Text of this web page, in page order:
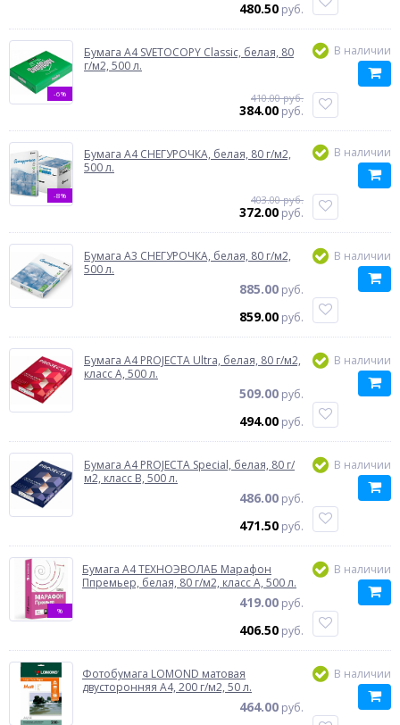
480.50 руб.
-6%
Бумага A4 SVETOCOPY Classic, белая, 80
г/м2, 500 л.
410.00 руб.
384.00 руб.
В наличии
-8%
Бумага A4 СНЕГУРОЧКА, белая, 80 г/м2,
500 л.
403.00 руб.
372.00 руб.
В наличии
Бумага A3 СНЕГУРОЧКА, белая, 80 г/м2,
500 л.
885.00 руб.
859.00 руб.
В наличии
Бумага A4 PROJECTA Ultra, белая, 80 г/м2,
класс A, 500 л.
509.00 руб.
494.00 руб.
В наличии
Бумага A4 PROJECTA Special, белая, 80 г/
м2, класс B, 500 л.
486.00 руб.
471.50 руб.
В наличии
%
Бумага A4 ТЕХНОЭВОЛАБ Марафон
Ппремьер, белая, 80 г/м2, класс A, 500 л.
419.00 руб.
406.50 руб.
В наличии
Фотобумага LOMOND матовая
двусторонняя A4, 200 г/м2, 50 л.
464.00 руб.
В наличии